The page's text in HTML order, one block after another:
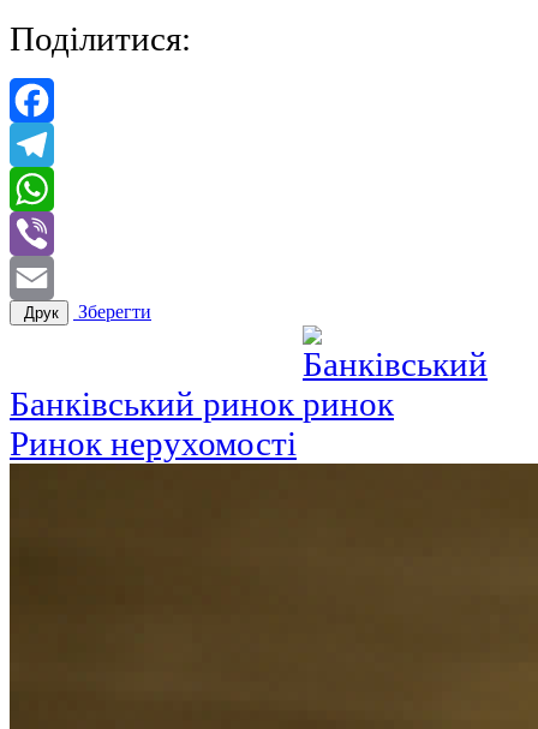
Поділитися:
Facebook
Telegram
WhatsApp
Viber
Email
Друк Зберегти
Банківський ринок
Ринок нерухомості